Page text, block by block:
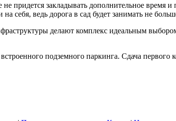
придется закладывать дополнительное
себя, ведь дорога в сад будет занимать не
делают комплекс идеальным
подземного паркинга. Сдача первого